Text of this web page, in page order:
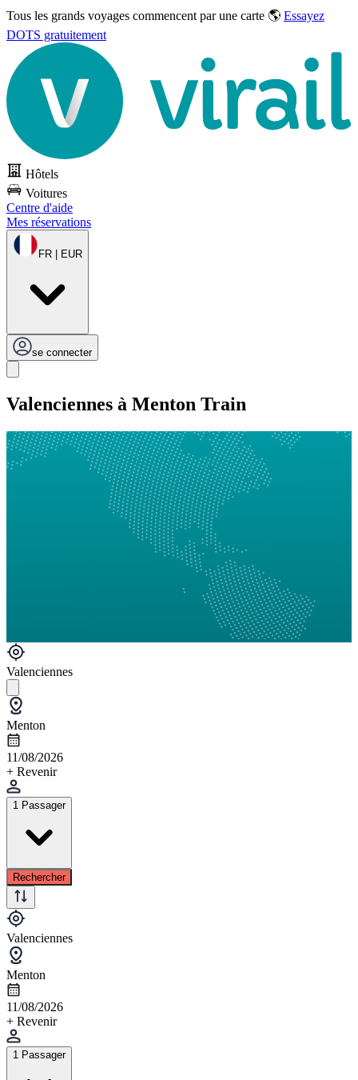
Tous les grands voyages commencent par une carte 🌎 Essayez
DOTS gratuitement
Hôtels
Voitures
Centre d'aide
Mes réservations
FR | EUR
se connecter
Valenciennes à Menton Train
Valenciennes
Menton
11/08/2026
+ Revenir
1 Passager
Rechercher
Valenciennes
Menton
11/08/2026
+ Revenir
1 Passager